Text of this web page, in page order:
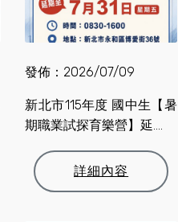
發佈：2026/07/09
新北市115年度 國中生【暑
期職業試探育樂營】延....
詳細內容